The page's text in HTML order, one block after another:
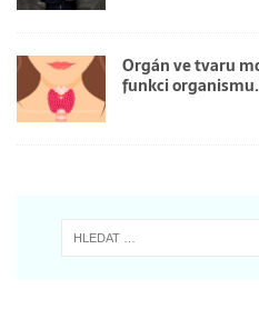
Orgán ve tvaru
funkci